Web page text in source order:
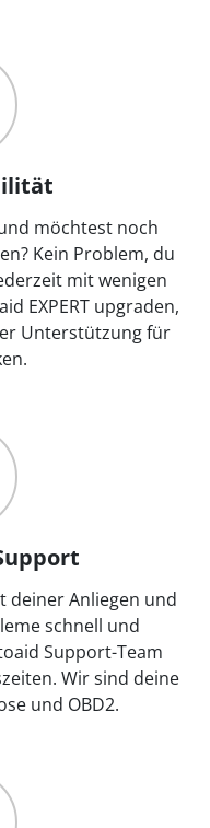
möchtest noch
Kein Problem, du
mit wenigen
EXPERT upgraden,
Unterstützung für
deiner Anliegen und
schnell und
Support-Team
Wir sind deine
und OBD2.